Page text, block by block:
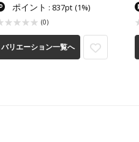
ポイント : 837pt (1%)
(0)
バリエーション一覧へ